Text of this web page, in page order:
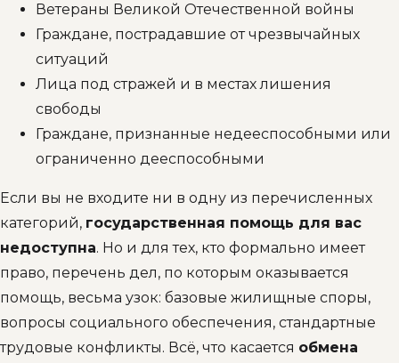
Ветераны Великой Отечественной войны
Граждане, пострадавшие от чрезвычайных
ситуаций
Лица под стражей и в местах лишения
свободы
Граждане, признанные недееспособными или
ограниченно дееспособными
Если вы не входите ни в одну из перечисленных
категорий, государственная помощь для вас
недоступна. Но и для тех, кто формально имеет
право, перечень дел, по которым оказывается
помощь, весьма узок: базовые жилищные споры,
вопросы социального обеспечения, стандартные
трудовые конфликты. Всё, что касается обмена